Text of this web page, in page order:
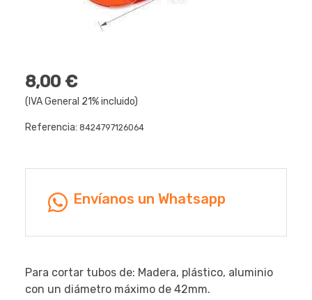
8,00 €
(IVA General 21% incluido)
Referencia: 8424797126064
Envíanos un Whatsapp
Para cortar tubos de: Madera, plástico, aluminio
con un diámetro máximo de 42mm.